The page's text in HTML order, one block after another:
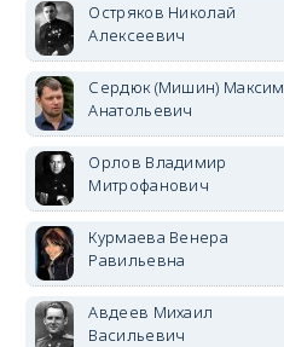
Остряков Николай
Алексеевич
Сердюк (Мишин) Максим
Анатольевич
Орлов Владимир
Митрофанович
Курмаева Венера
Равильевна
Авдеев Михаил
Васильевич